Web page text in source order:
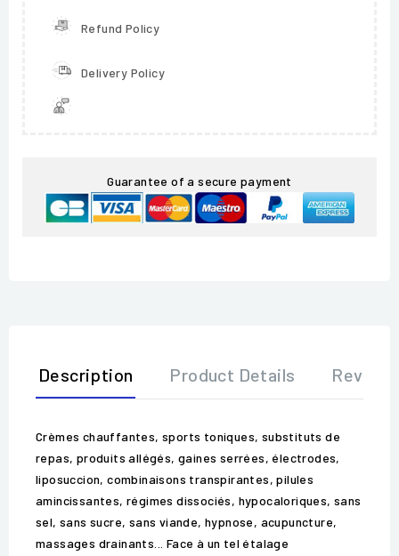
Refund Policy
Delivery Policy
Guarantee of a secure payment
Description Product Details
Crèmes chauffantes, sports toniques, substituts de
repas, produits allégés, gaines serrées, électrodes,
liposuccion, combinaisons transpirantes, pilules
amincissantes, régimes dissociés, hypocaloriques, sans
sel, sans sucre, sans viande, hypnose, acupuncture,
massages drainants... Face à un tel étalage